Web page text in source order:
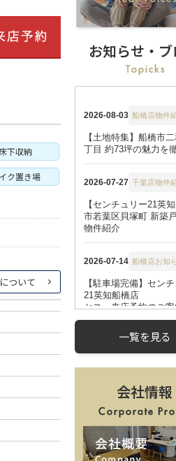
床下収納
ク置き場
お知らせ・
一覧を見る
会社情報